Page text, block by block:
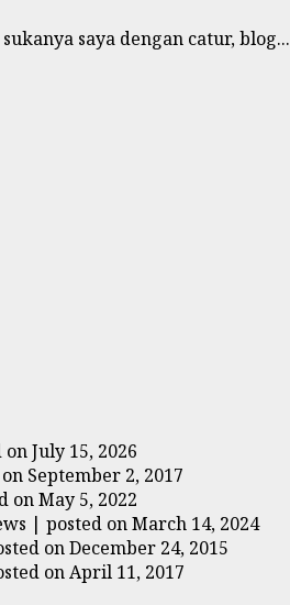
saya dengan catur, blog...
July 15, 2026
September 2, 2017
on May 5, 2022
| posted on March 14, 2024
on December 24, 2015
on April 11, 2017